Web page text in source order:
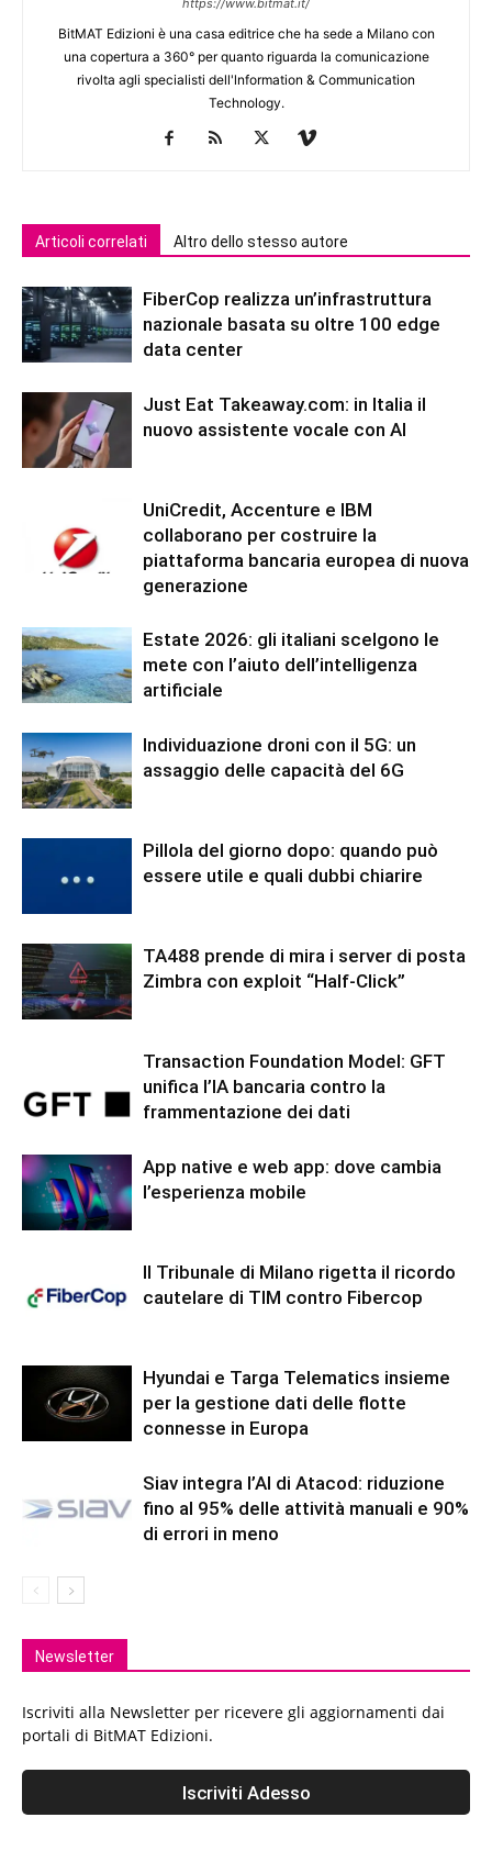
BitMAT Edizioni è una casa editrice che ha sede a Milano con
una copertura a 360° per quanto riguarda la comunicazione
rivolta agli specialisti dell'lnformation & Communication
Technology.
Articoli correlati Altro dello stesso autore
FiberCop realizza un’infrastruttura
nazionale basata su oltre 100 edge
data center
Just Eat Takeaway.com: in Italia il
nuovo assistente vocale con AI
UniCredit, Accenture e IBM
collaborano per costruire la
piattaforma bancaria europea di nuova
generazione
Estate 2026: gli italiani scelgono le
mete con l’aiuto dell’intelligenza
artificiale
Individuazione droni con il 5G: un
assaggio delle capacità del 6G
Pillola del giorno dopo: quando può
essere utile e quali dubbi chiarire
TA488 prende di mira i server di posta
Zimbra con exploit “Half-Click”
Transaction Foundation Model: GFT
unifica l’IA bancaria contro la
frammentazione dei dati
App native e web app: dove cambia
l’esperienza mobile
Il Tribunale di Milano rigetta il ricordo
cautelare di TIM contro Fibercop
Hyundai e Targa Telematics insieme
per la gestione dati delle flotte
connesse in Europa
Siav integra l’AI di Atacod: riduzione
fino al 95% delle attività manuali e 90%
di errori in meno
Newsletter
Iscriviti alla Newsletter per ricevere gli aggiornamenti dai
portali di BitMAT Edizioni.